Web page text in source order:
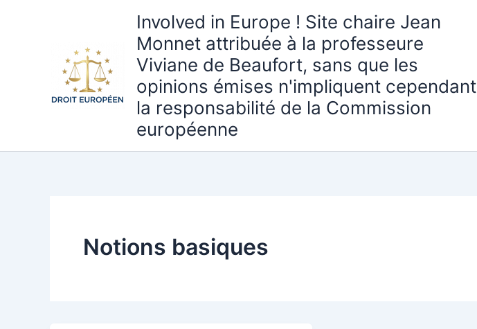
Involved in Europe ! Site chaire Jean
Monnet attribuée à la professeure
Viviane de Beaufort, sans que les
opinions émises n'impliquent cependant
la responsabilité de la Commission
européenne
Notions basiques